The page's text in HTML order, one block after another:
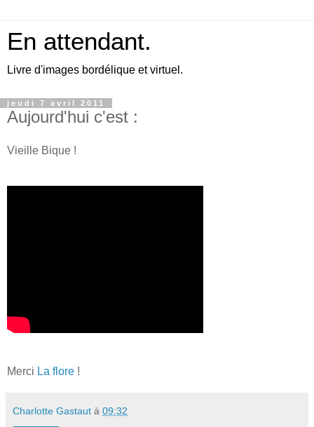
En attendant.
Livre d'images bordélique et virtuel.
jeudi 7 avril 2011
Aujourd'hui c'est :
Vieille Bique !
Merci La flore !
Charlotte Gastaut à 09:32